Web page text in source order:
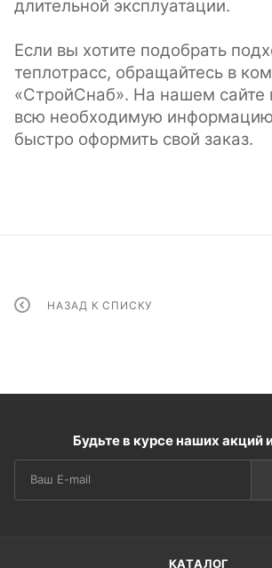
длительной эксплуатации.
Если вы хотите подобрать
теплотрасс, обращайтесь в
«СтройСнаб». На нашем сайте
всю необходимую
быстро оформить свой заказ.
НАЗАД К СПИСКУ
Будьте в курсе наших акций
КАТАЛОГ